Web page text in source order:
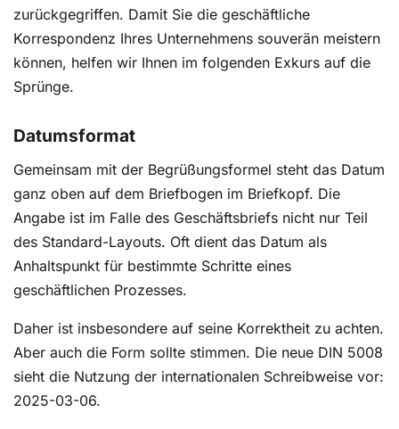
zurückgegriffen. Damit Sie die geschäftliche
Korrespondenz Ihres Unternehmens souverän meistern
können, helfen wir Ihnen im folgenden Exkurs auf die
Sprünge.
Datumsformat
Gemeinsam mit der Begrüßungsformel steht das Datum
ganz oben auf dem Briefbogen im Briefkopf. Die
Angabe ist im Falle des Geschäftsbriefs nicht nur Teil
des Standard-Layouts. Oft dient das Datum als
Anhaltspunkt für bestimmte Schritte eines
geschäftlichen Prozesses.
Daher ist insbesondere auf seine Korrektheit zu achten.
Aber auch die Form sollte stimmen. Die neue DIN 5008
sieht die Nutzung der internationalen Schreibweise vor:
2025-03-06.